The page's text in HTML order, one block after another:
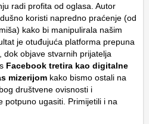
radi profita od oglasa. Autor
koristi napredno praćenje (od
kako bi manipulirala našim
je otuđujuća platforma prepuna
dok objave stvarnih prijatelja
Facebook tretira kao digitalne
mizerijom kako bismo ostali na
društvene ovisnosti i
potpuno ugasiti. Primijetili i na